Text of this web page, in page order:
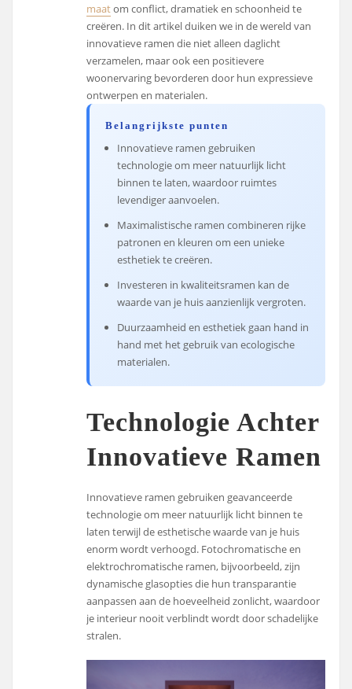
maatom conflict, dramatiek en schoonheid te
creëren. In dit artikel duiken we in de wereld van
innovatieve ramen die niet alleen daglicht
verzamelen, maar ook een positievere
woonervaring bevorderen door hun expressieve
ontwerpen en materialen.
Belangrijkste punten
Innovatieve ramen gebruiken
technologie om meer natuurlijk licht
binnen te laten, waardoor ruimtes
levendiger aanvoelen.
Maximalistische ramen combineren rijke
patronen en kleuren om een unieke
esthetiek te creëren.
Investeren in kwaliteitsramen kan de
waarde van je huis aanzienlijk vergroten.
Duurzaamheid en esthetiek gaan hand in
hand met het gebruik van ecologische
materialen.
Technologie Achter
Innovatieve Ramen
Innovatieve ramen gebruiken geavanceerde
technologie om meer natuurlijk licht binnen te
laten terwijl de esthetische waarde van je huis
enorm wordt verhoogd. Fotochromatische en
elektrochromatische ramen, bijvoorbeeld, zijn
dynamische glasopties die hun transparantie
aanpassen aan de hoeveelheid zonlicht, waardoor
je interieur nooit verblindt wordt door schadelijke
stralen.